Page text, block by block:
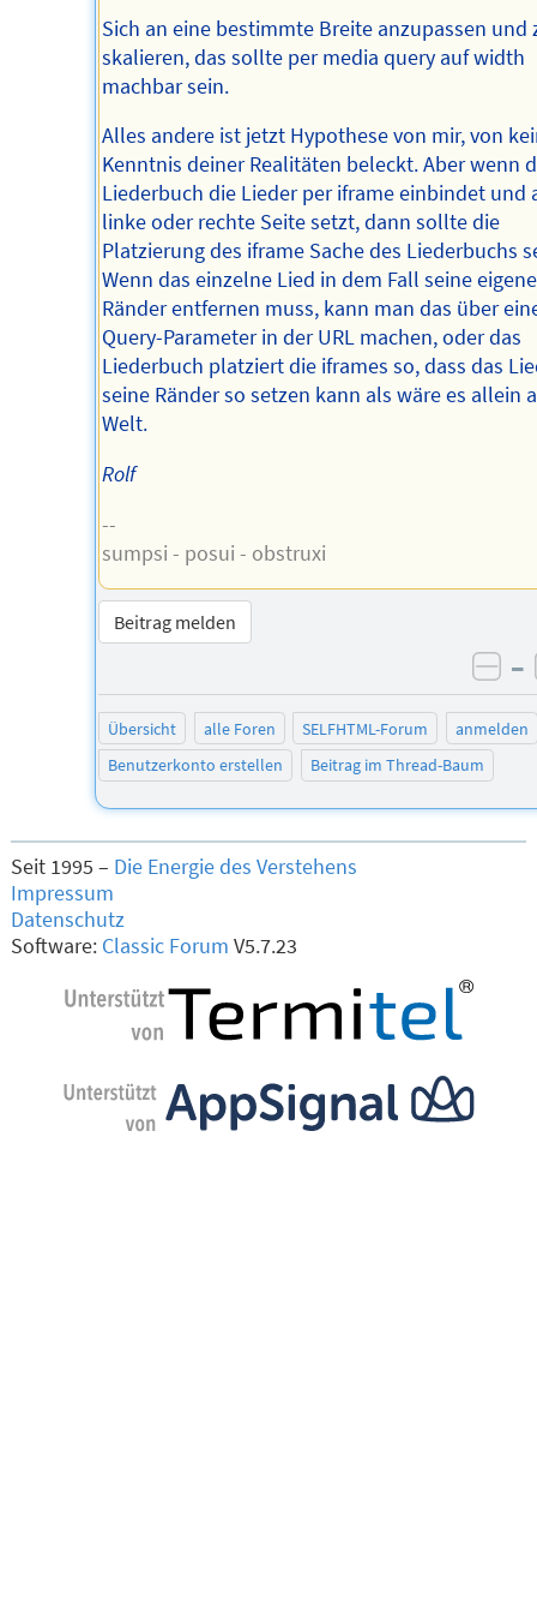
Sich an eine bestimmte Breite anzupassen und
skalieren, das sollte per media query auf width
machbar sein.
Alles andere ist jetzt Hypothese von mir, von
Kenntnis deiner Realitäten beleckt. Aber wenn
Liederbuch die Lieder per iframe einbindet und
linke oder rechte Seite setzt, dann sollte die
Platzierung des iframe Sache des Liederbuchs
Wenn das einzelne Lied in dem Fall seine
Ränder entfernen muss, kann man das über
Query-Parameter in der URL machen, oder das
Liederbuch platziert die iframes so, dass das
seine Ränder so setzen kann als wäre es allein
Welt.
Rolf
--
sumpsi - posui - obstruxi
Beitrag melden
–
Übersicht alle Foren SELFHTML-Forum
anmelden
Benutzerkonto erstellen
Beitrag im Thread-Baum
Seit 1995 – Die Energie des Verstehens
Impressum
Datenschutz
Software: Classic Forum V5.7.23